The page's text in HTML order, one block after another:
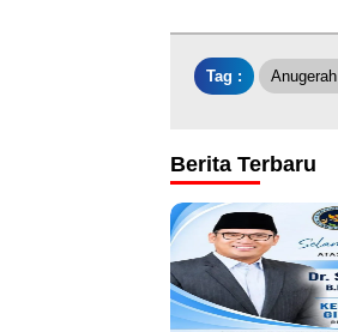
Tag :
Berita Terbaru